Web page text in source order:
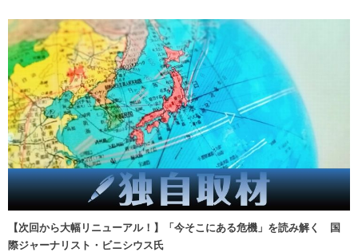
【次回から大幅リニューアル！】「今そこにある危機」を読み解く 国
際ジャーナリスト・ビニシウス氏